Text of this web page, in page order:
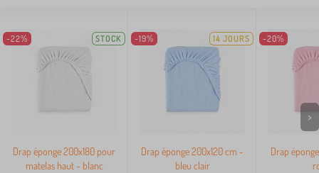
-22% STOCK
Drap éponge 200x180 pour
matelas haut - blanc
-19% 14 JOURS
Drap éponge 200x120 cm -
bleu clair
-20%
Drap
>